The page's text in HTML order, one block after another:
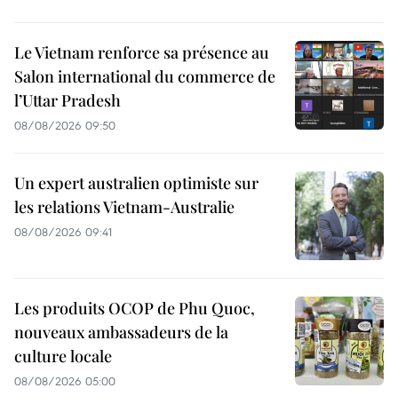
Le Vietnam renforce sa présence au
Salon international du commerce de
l’Uttar Pradesh
08/08/2026 09:50
Un expert australien optimiste sur
les relations Vietnam-Australie
08/08/2026 09:41
Les produits OCOP de Phu Quoc,
nouveaux ambassadeurs de la
culture locale
08/08/2026 05:00